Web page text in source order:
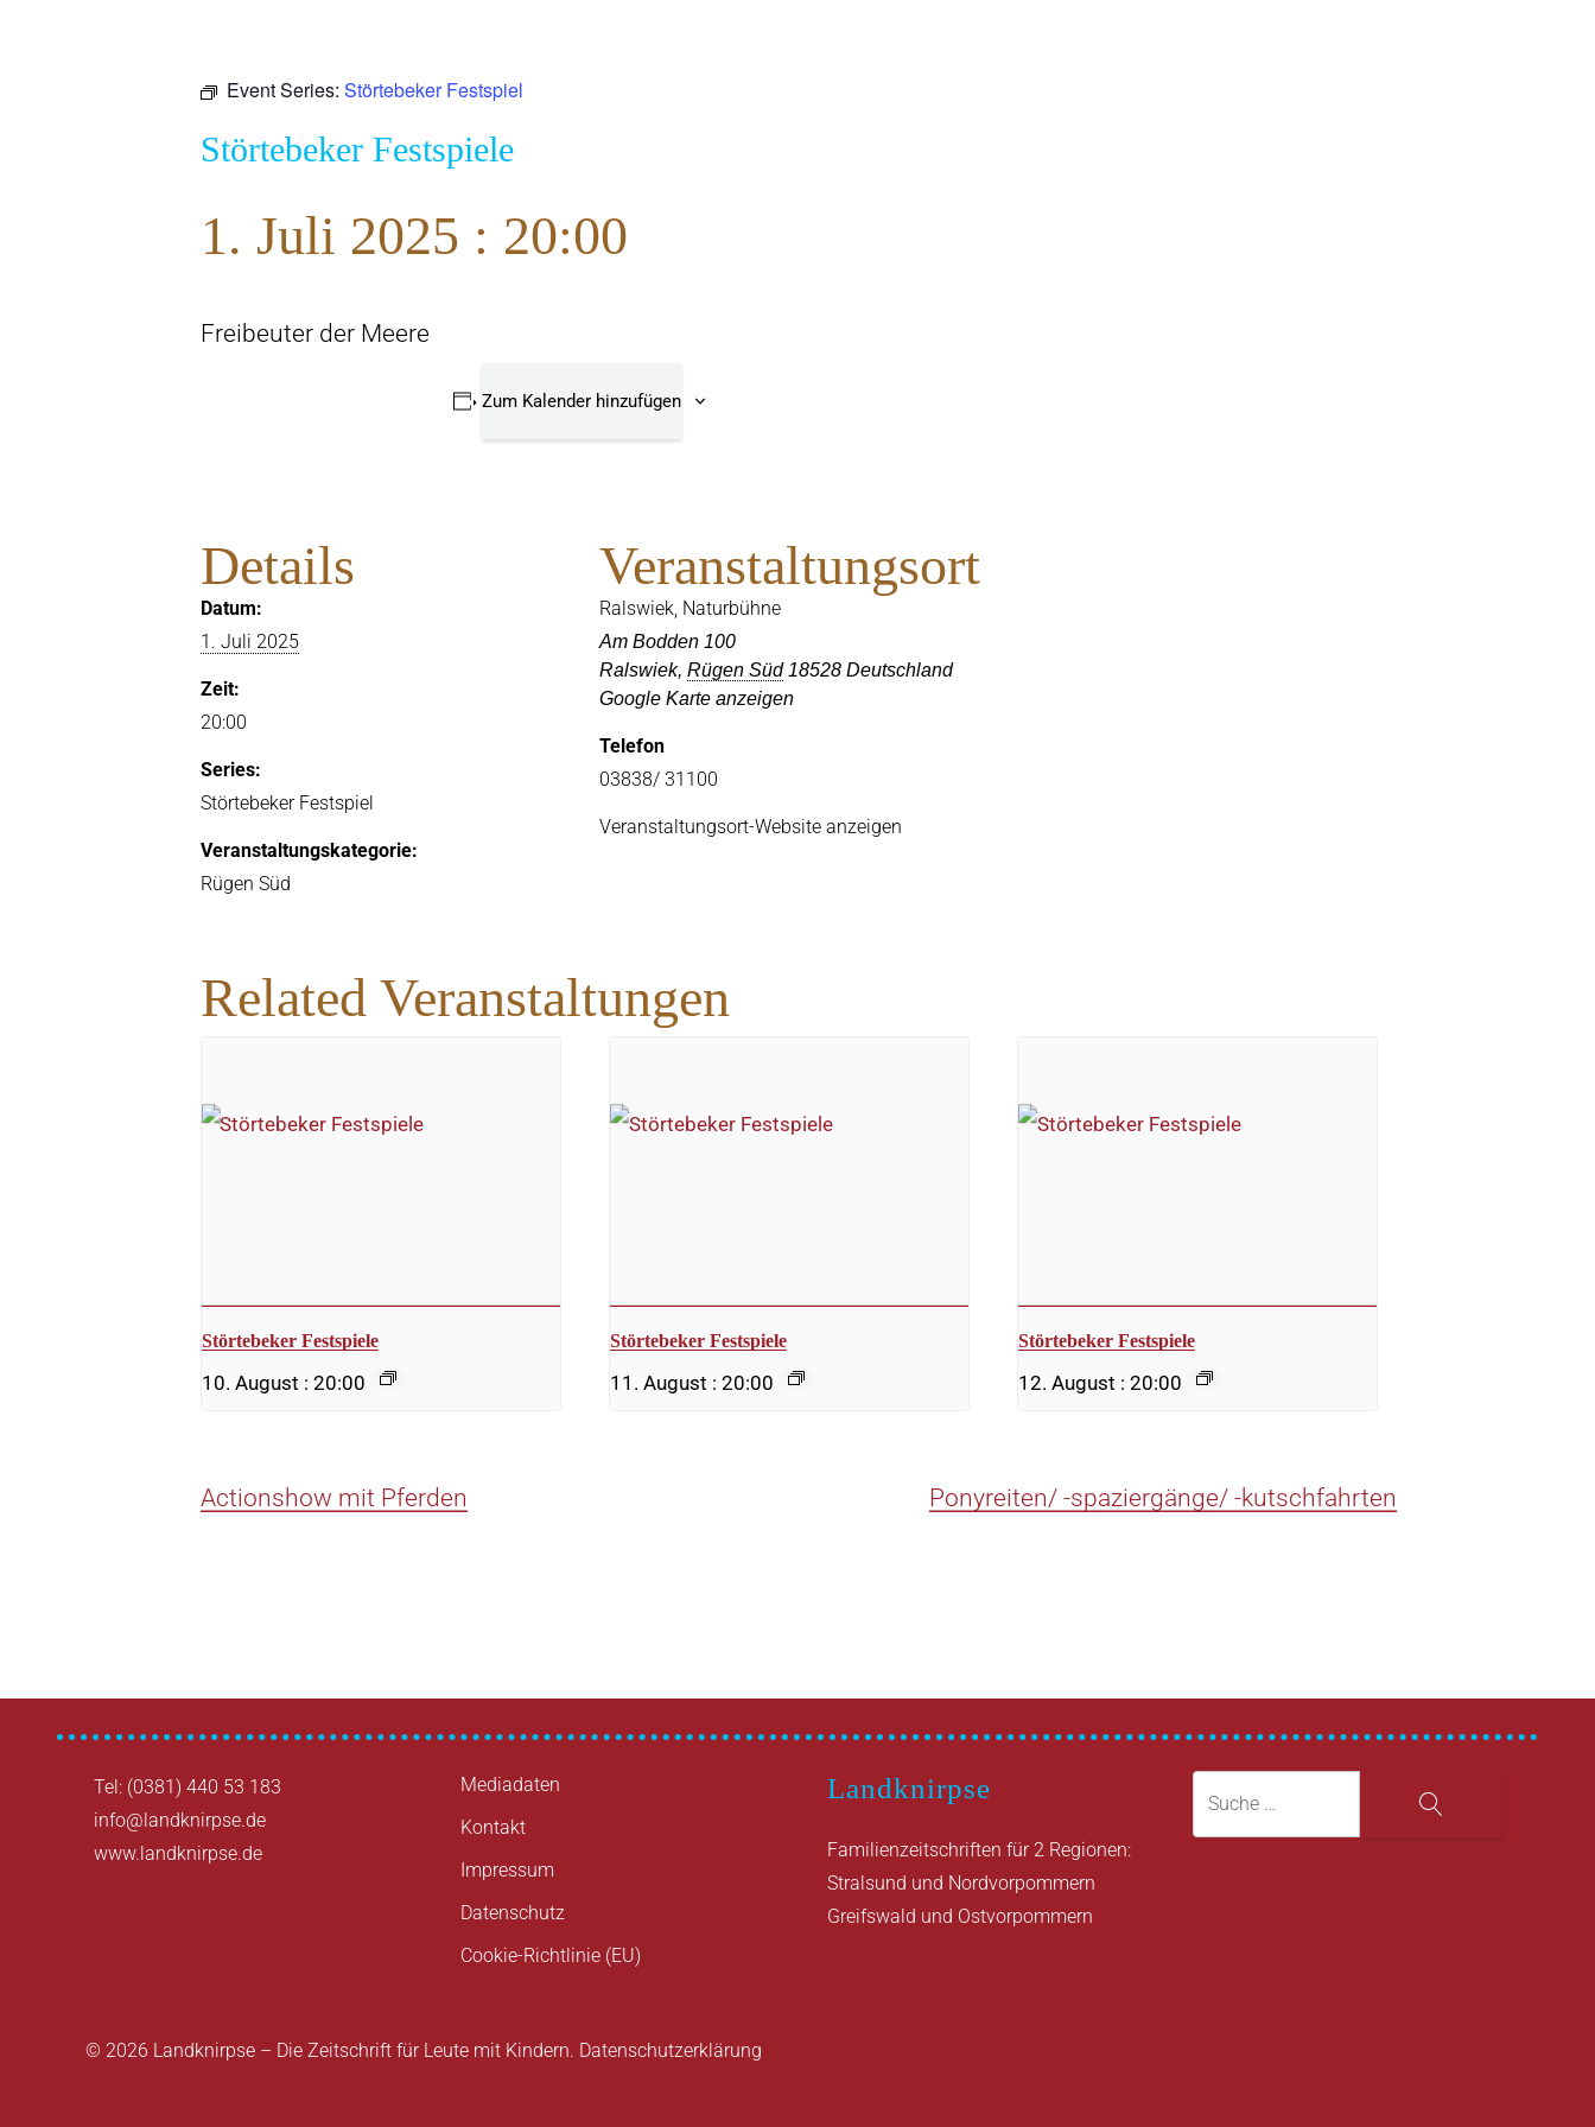
Event Series: Störtebeker Festspiel
Störtebeker Festspiele
1. Juli 2025 : 20:00
Freibeuter der Meere
Zum Kalender hinzufügen
Details
Datum:
1. Juli 2025
Zeit:
20:00
Series:
Störtebeker Festspiel
Veranstaltungskategorie:
Rügen Süd
Veranstaltungsort
Ralswiek, Naturbühne
Am Bodden 100
Ralswiek, Rügen Süd 18528 Deutschland
Google Karte anzeigen
Telefon
03838/ 31100
Veranstaltungsort-Website anzeigen
Related Veranstaltungen
Störtebeker Festspiele
10. August : 20:00
Störtebeker Festspiele
11. August : 20:00
Störtebeker Festspiele
12. August : 20:00
Actionshow mit Pferden Ponyreiten/ -spaziergänge/ -kutschfahrten
Tel: (0381) 440 53 183
info@landknirpse.de
www.landknirpse.de
Mediadaten
Kontakt
Impressum
Datenschutz
Cookie-Richtlinie (EU)
Landknirpse
Familienzeitschriften für 2 Regionen:
Stralsund und Nordvorpommern
Greifswald und Ostvorpommern
Suche
Suche
© 2026 Landknirpse – Die Zeitschrift für Leute mit Kindern. Datenschutzerklärung